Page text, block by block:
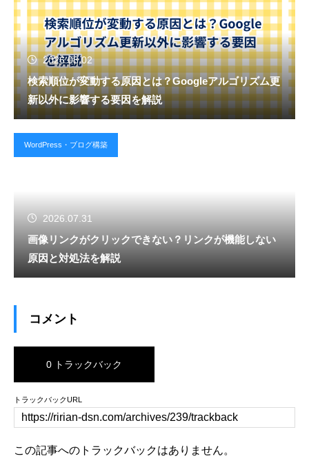
2026.08.02
検索順位が変動する原因とは？Googleアルゴリズム更
新以外に影響する要因を解説
WordPress・ブログ構築
2026.07.31
画像リンクがクリックできない？リンクが機能しない
原因と対処法を解説
コメント
0 トラックバック
トラックバックURL
この記事へのトラックバックはありません。